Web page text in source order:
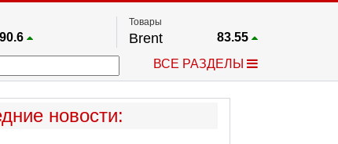
Товары
Brent 83.55
Платина
2.662
ВСЕ РАЗДЕЛЫ
новости: